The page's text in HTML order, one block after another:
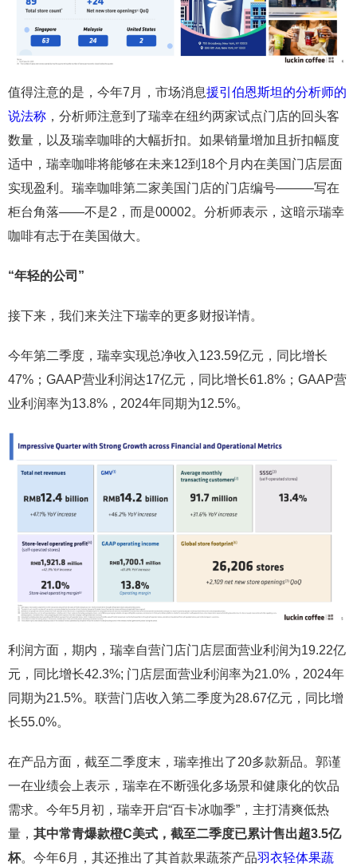
值得注意的是，今年7月，市场消息援引伯恩斯坦的分析师的
说法称 ，分析师注意到了瑞幸在纽约两家试点门店的回头客
数量，以及瑞幸咖啡的大幅折扣。如果销量增加且折扣幅度
适中，瑞幸咖啡将能够在未来12到18个月内在美国门店层面
实现盈利。瑞幸咖啡第二家美国门店的门店编号———写在
柜台角落——不是2，而是00002。分析师表示，这暗示瑞幸
咖啡有志于在美国做大。
“年轻的公司”
接下来，我们来关注下瑞幸的更多财报详情。
今年第二季度，瑞幸实现总净收入123.59亿元，同比增长
47%；GAAP营业利润达17亿元，同比增长61.8%；GAAP营
业利润率为13.8%，2024年同期为12.5%。
利润方面，期内，瑞幸自营门店门店层面营业利润为19.22亿
元，同比增长42.3%; 门店层面营业利润率为21.0%，2024年
同期为21.5%。联营门店收入第二季度为28.67亿元，同比增
长55.0%。
在产品方面，截至二季度末，瑞幸推出了20多款新品。郭谨
一在业绩会上表示，瑞幸在不断强化多场景和健康化的饮品
需求。今年5月初，瑞幸开启“百卡冰咖季”，主打清爽低热
量， 其中常青爆款橙C美式，截至二季度已累计售出超3.5亿
杯。今年6月，其还推出了其首款果蔬茶产品羽衣轻体果蔬